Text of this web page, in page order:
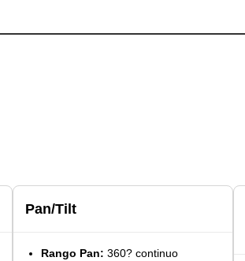
Pan/Tilt
Rango Pan: 360? continuo